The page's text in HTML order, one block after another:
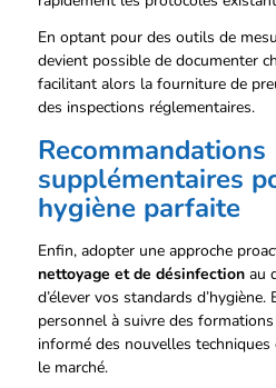
En optant pour des outils de
devient possible de documenter
facilitant alors la fourniture de
des inspections réglementaires.
Recommandations
supplémentaires
hygiène parfaite
Enfin, adopter une approche
nettoyage et de désinfectionau
d’élever vos standards d’hygiène.
personnel à suivre des
informé des nouvelles
le marché.